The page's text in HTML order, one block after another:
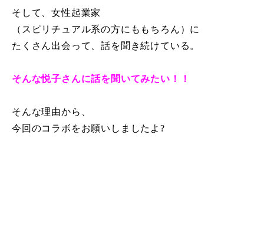
そして、女性起業家
（スピリチュアル系の方にももちろん）に
たくさん出会って、話を聞き続けている。
そんな悦子さんに話を聞いてみたい！！
そんな理由から、
今回のコラボをお願いしましたよ?